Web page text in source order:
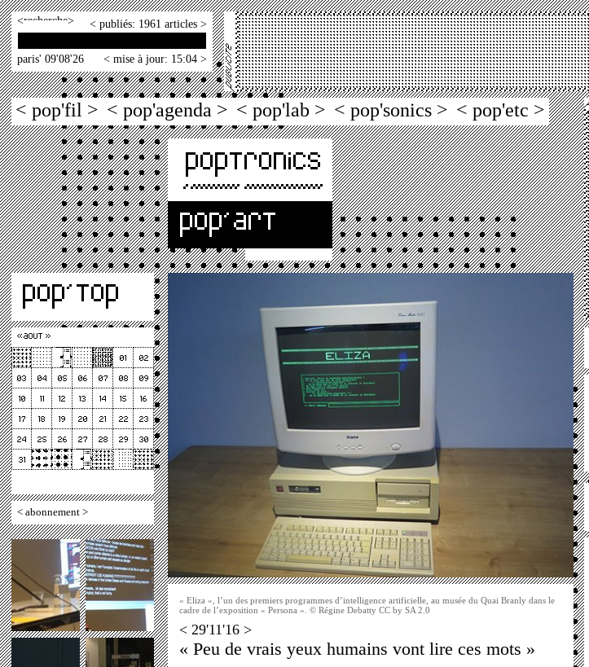
< > < publiés: 1961 articles >
paris' 09'08'26 < mise à jour: 15:04 >
< pop'fil > < pop'agenda > < pop'lab > < pop'sonics > < pop'etc >
< abonnement >
« Eliza », l’un des premiers programmes d’intelligence artificielle, au musée du Quai Branly dans le
cadre de l’exposition « Persona ». © Régine Debatty CC by SA 2.0
< 29'11'16 >
« Peu de vrais yeux humains vont lire ces mots »